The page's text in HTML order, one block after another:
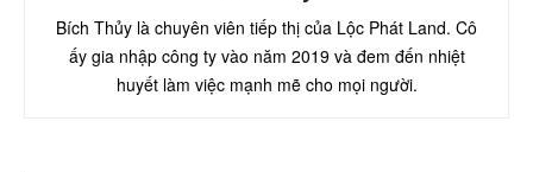
Bích Thủy là chuyên viên tiếp thị của Lộc Phát Land. Cô
ấy gia nhập công ty vào năm 2019 và đem đến nhiệt
huyết làm việc mạnh mẽ cho mọi người.